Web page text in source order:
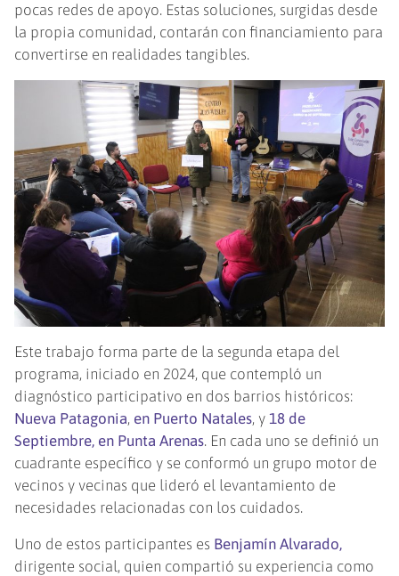
pocas redes de apoyo. Estas soluciones, surgidas desde
la propia comunidad, contarán con financiamiento para
convertirse en realidades tangibles.
Este trabajo forma parte de la segunda etapa del
programa, iniciado en 2024, que contempló un
diagnóstico participativo en dos barrios históricos:
Nueva Patagonia, en Puerto Natales, y18 de
Septiembre, en Punta Arenas. En cada uno se definió un
cuadrante específico y se conformó un grupo motor de
vecinos y vecinas que lideró el levantamiento de
necesidades relacionadas con los cuidados.
Uno de estos participantes es Benjamín Alvarado,
dirigente social, quien compartió su experiencia como